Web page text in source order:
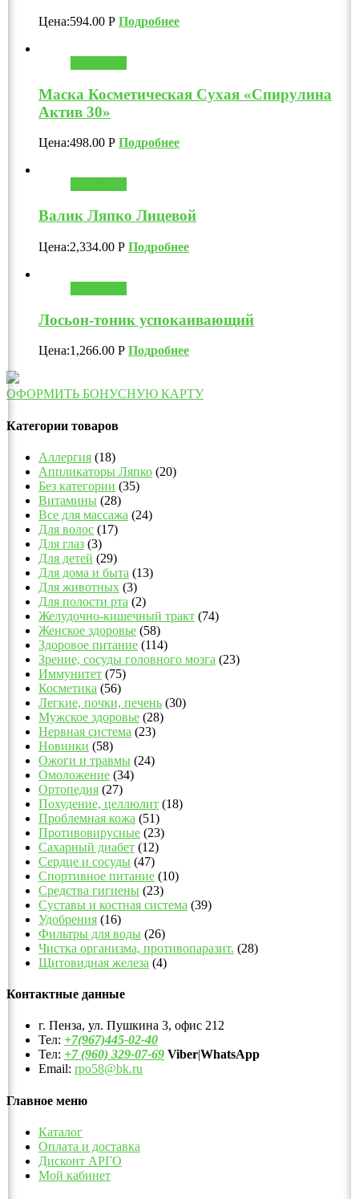
Цена:594.00 Р Подробнее
Маска Косметическая Сухая «Спирулина
Актив 30»
Цена:498.00 Р Подробнее
Валик Ляпко Лицевой
Цена:2,334.00 Р Подробнее
Лосьон-тоник успокаивающий
Цена:1,266.00 Р Подробнее
ОФОРМИТЬ БОНУСНУЮ КАРТУ
Категории товаров
Аллергия (18)
Аппликаторы Ляпко (20)
Без категории (35)
Витамины (28)
Все для массажа (24)
Для волос (17)
Для глаз (3)
Для детей (29)
Для дома и быта (13)
Для животных (3)
Для полости рта (2)
Желудочно-кишечный тракт (74)
Женское здоровье (58)
Здоровое питание (114)
Зрение, сосуды головного мозга (23)
Иммунитет (75)
Косметика (56)
Легкие, почки, печень (30)
Мужское здоровье (28)
Нервная система (23)
Новинки (58)
Ожоги и травмы (24)
Омоложение (34)
Ортопедия (27)
Похудение, целлюлит (18)
Проблемная кожа (51)
Противовирусные (23)
Сахарный диабет (12)
Сердце и сосуды (47)
Спортивное питание (10)
Средства гигиены (23)
Суставы и костная система (39)
Удобрения (16)
Фильтры для воды (26)
Чистка организма, противопаразит. (28)
Щитовидная железа (4)
Контактные данные
г. Пенза, ул. Пушкина 3, офис 212
Тел: +7(967)445-02-40
Тел: +7 (960) 329-07-69 Viber|WhatsApp
Email: rpo58@bk.ru
Главное меню
Каталог
Оплата и доставка
Дисконт АРГО
Мой кабинет